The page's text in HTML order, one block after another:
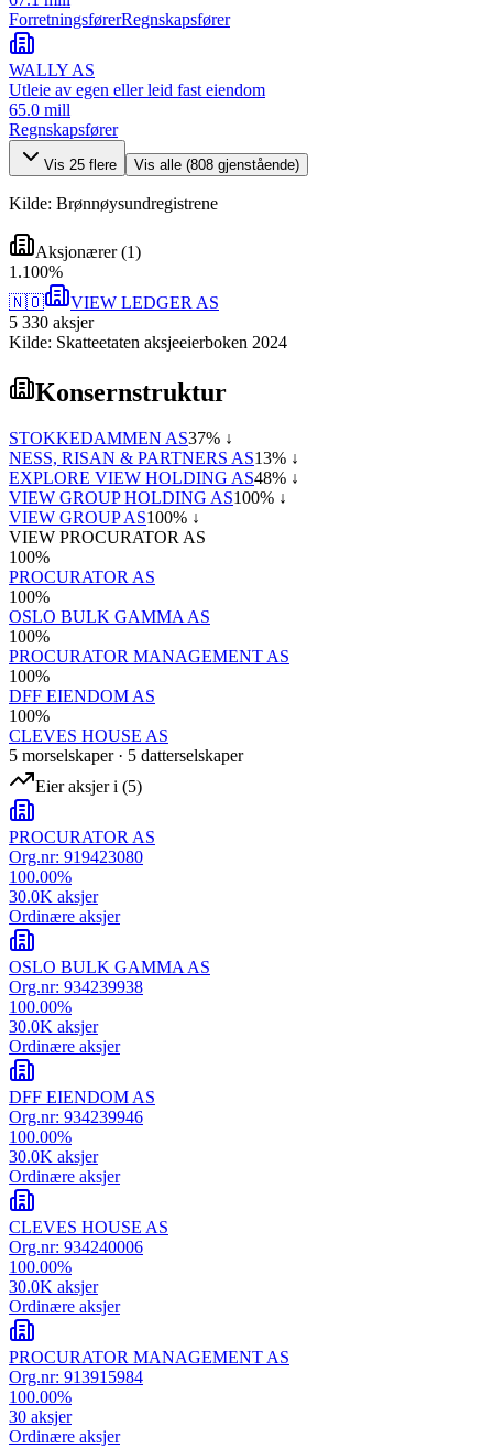
ForretningsførerRegnskapsfører
WALLY AS
Utleie av egen eller leid fast eiendom
65.0 mill
Regnskapsfører
Vis 25 flere Vis alle (808 gjenstående)
Kilde: Brønnøysundregistrene
Aksjonærer(1)
1 .100%
🇳🇴
VIEW LEDGER AS
5 330 aksjer
Kilde: Skatteetaten aksjeeierboken 2024
Konsernstruktur
STOKKEDAMMEN AS37% ↓
NESS, RISAN & PARTNERS AS13% ↓
EXPLORE VIEW HOLDING AS48% ↓
VIEW GROUP HOLDING AS100% ↓
VIEW GROUP AS100% ↓
VIEW PROCURATOR AS
100%
PROCURATOR AS
100%
OSLO BULK GAMMA AS
100%
PROCURATOR MANAGEMENT AS
100%
DFF EIENDOM AS
100%
CLEVES HOUSE AS
5 morselskaper· 5 datterselskaper
Eier aksjer i (5)
PROCURATOR AS
Org.nr: 919423080
100.00%
30.0K aksjer
Ordinære aksjer
OSLO BULK GAMMA AS
Org.nr: 934239938
100.00%
30.0K aksjer
Ordinære aksjer
DFF EIENDOM AS
Org.nr: 934239946
100.00%
30.0K aksjer
Ordinære aksjer
CLEVES HOUSE AS
Org.nr: 934240006
100.00%
30.0K aksjer
Ordinære aksjer
PROCURATOR MANAGEMENT AS
Org.nr: 913915984
100.00%
30 aksjer
Ordinære aksjer